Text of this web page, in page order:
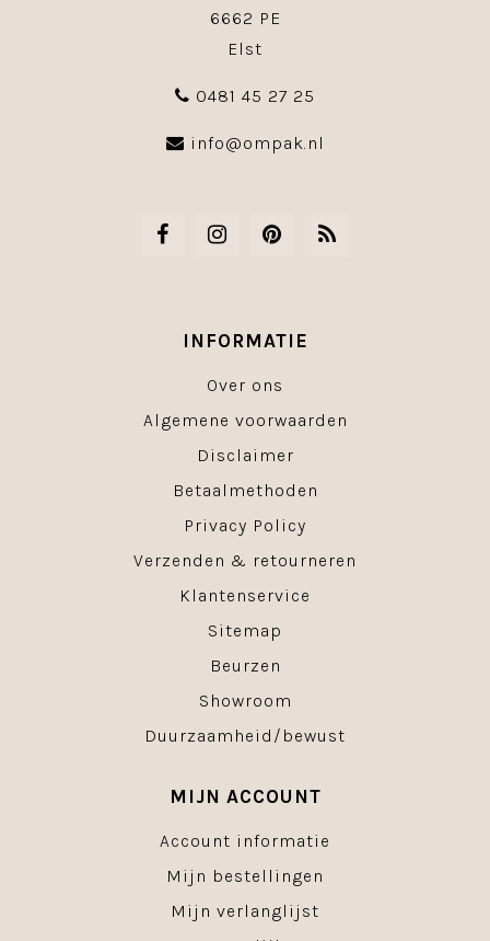
6662 PE
Elst
0481 45 27 25
info@ompak.nl
INFORMATIE
Over ons
Algemene voorwaarden
Disclaimer
Betaalmethoden
Privacy Policy
Verzenden & retourneren
Klantenservice
Sitemap
Beurzen
Showroom
Duurzaamheid/bewust
MIJN ACCOUNT
Account informatie
Mijn bestellingen
Mijn verlanglijst